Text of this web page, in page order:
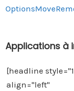
OptionsMove
Applications à